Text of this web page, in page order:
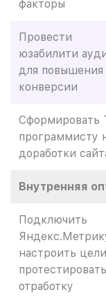
факторы
Провести
юзабилити
для повышения
конверсии
Сформировать
программисту
доработки
Внутренняя
Подключить
настроить
протестировать
отработку